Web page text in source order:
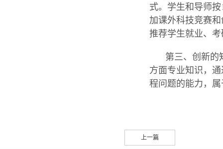
式。 学生和导师按
加课外科技竞赛
推荐学生就业、
第三、创新的
方面专业知识，
程问题的能力，
上一篇